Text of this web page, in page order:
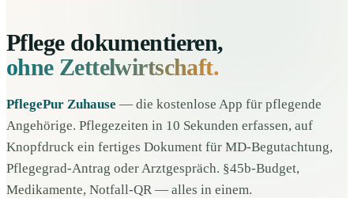
Pflege dokumentieren,
ohne Zettelwirtschaft.
PflegePur Zuhause — die kostenlose App für pflegende
Angehörige. Pflegezeiten in 10 Sekunden erfassen, auf
Knopfdruck ein fertiges Dokument für MD-Begutachtung,
Pflegegrad-Antrag oder Arztgespräch. §45b-Budget,
Medikamente, Notfall-QR — alles in einem.